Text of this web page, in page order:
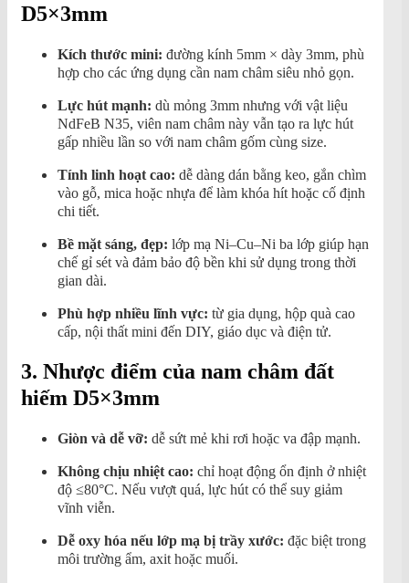
D5×3mm
Kích thước mini: đường kính 5mm × dày 3mm, phù
hợp cho các ứng dụng cần nam châm siêu nhỏ gọn.
Lực hút mạnh: dù mỏng 3mm nhưng với vật liệu
NdFeB N35, viên nam châm này vẫn tạo ra lực hút
gấp nhiều lần so với nam châm gốm cùng size.
Tính linh hoạt cao: dễ dàng dán bằng keo, gắn chìm
vào gỗ, mica hoặc nhựa để làm khóa hít hoặc cố định
chi tiết.
Bề mặt sáng, đẹp: lớp mạ Ni–Cu–Ni ba lớp giúp hạn
chế gỉ sét và đảm bảo độ bền khi sử dụng trong thời
gian dài.
Phù hợp nhiều lĩnh vực: từ gia dụng, hộp quà cao
cấp, nội thất mini đến DIY, giáo dục và điện tử.
3. Nhược điểm của nam châm đất
hiếm D5×3mm
Giòn và dễ vỡ: dễ sứt mẻ khi rơi hoặc va đập mạnh.
Không chịu nhiệt cao: chỉ hoạt động ổn định ở nhiệt
độ ≤80°C. Nếu vượt quá, lực hút có thể suy giảm
vĩnh viễn.
Dễ oxy hóa nếu lớp mạ bị trầy xước: đặc biệt trong
môi trường ẩm, axit hoặc muối.